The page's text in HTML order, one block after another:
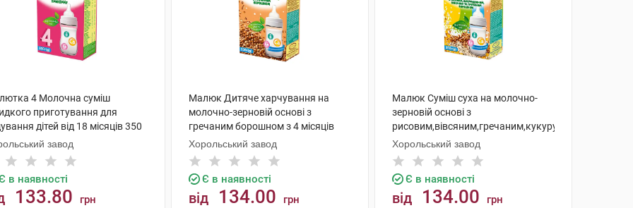
4 Молочна суміш
приготування для
дітей від 18 місяців 350
завод
в наявності
133.80 грн
Малюк Дитяче харчування на
молочно-зерновій основі з
гречаним борошном з 4 місяців
350 г 1 коробка
Хорольський завод
Є в наявності
від 134.00 грн
Малюк Суміш суха на молочно-
зерновій основі з
рисовим,вівсяним,гречаним,кукурудзяним
борошном з 6 місяців 350 г 1
коробка
Хорольський завод
Є в наявності
від 134.00 грн